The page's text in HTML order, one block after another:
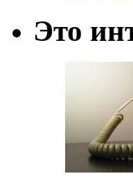
Это